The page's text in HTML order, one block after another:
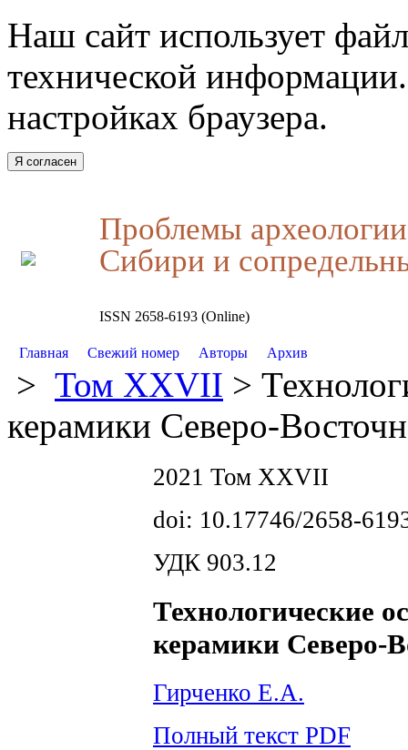
Наш сайт использует
технической
настройках браузера.
Я согласен
Проблемы
Сибири и
ISSN 2658-6193 (Online)
Главная Свежий номер Авторы Архив
> Том XXVII >
керамики Северо-
2021 Том XXVII
doi: 10.17746/2658-
УДК 903.12
Технологические
керамики Северо-
Гирченко Е.А.
Полный текст PDF